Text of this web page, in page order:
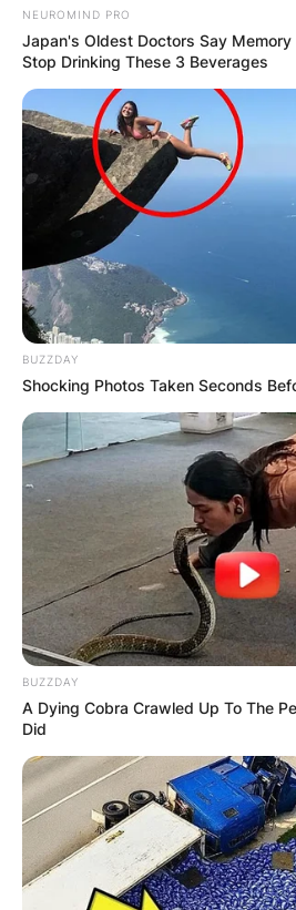
NEUROMIND PRO
Japan's Oldest Doctors Say
Stop Drinking These 3 Beverages
BUZZDAY
Shocking Photos Taken Seconds
BUZZDAY
A Dying Cobra Crawled Up To The
Did